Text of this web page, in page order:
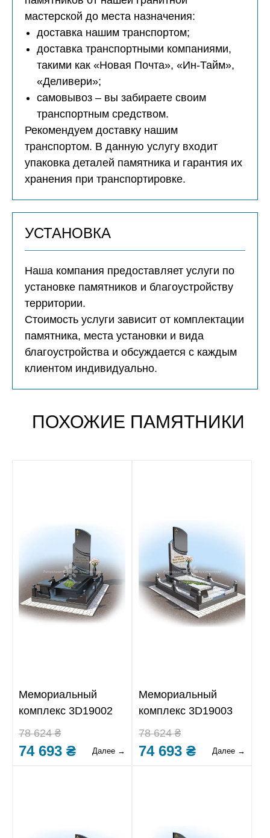
мастерской до места назначения:
доставка нашим транспортом;
доставка транспортными компаниями,
такими как «Новая Почта», «Ин-Тайм»,
«Деливери»;
самовывоз – вы забираете своим
транспортным средством.
Рекомендуем доставку нашим
транспортом. В данную услугу входит
упаковка деталей памятника и гарантия их
хранения при транспортировке.
УСТАНОВКА
Наша компания предоставляет услуги по
установке памятников и благоустройству
территории.
Стоимость услуги зависит от комплектации
памятника, места установки и вида
благоустройства и обсуждается с каждым
клиентом индивидуально.
ПОХОЖИЕ ПАМЯТНИКИ
Мемориальный
комплекс 3D19002
78 624 ₴
74 693 ₴ Далее →
Мемориальный
комплекс 3D19003
78 624 ₴
74 693 ₴ Далее →